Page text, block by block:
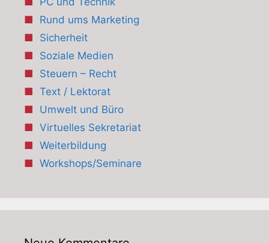
Rund ums Marketing
Sicherheit
Soziale Medien
Steuern – Recht
Text / Lektorat
Umwelt und Büro
Virtuelles Sekretariat
Weiterbildung
Workshops/Seminare